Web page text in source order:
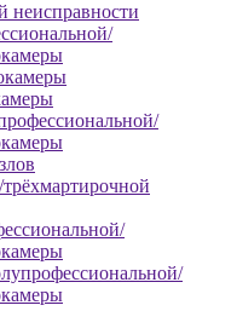
неисправности